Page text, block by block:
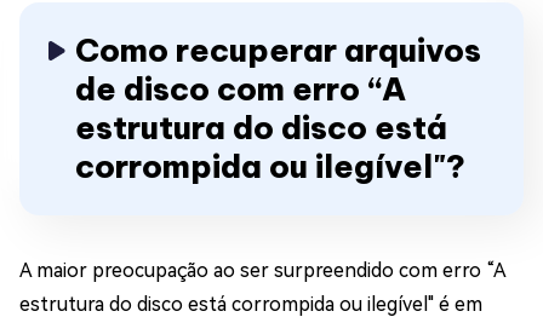
Como recuperar arquivos
de disco com erro “A
estrutura do disco está
corrompida ou ilegível"?
A maior preocupação ao ser surpreendido com erro “A
estrutura do disco está corrompida ou ilegível" é em